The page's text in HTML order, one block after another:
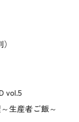
vol.5
生産者ご飯～